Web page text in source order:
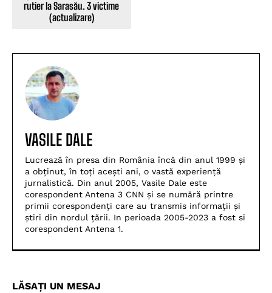
rutier la Sarasău. 3 victime
(actualizare)
VASILE DALE
Lucrează în presa din România încă din anul 1999 și
a obținut, în toți acești ani, o vastă experiență
jurnalistică. Din anul 2005, Vasile Dale este
corespondent Antena 3 CNN și se numără printre
primii corespondenți care au transmis informații și
știri din nordul țării. In perioada 2005-2023 a fost si
corespondent Antena 1.
LĂSAȚI UN MESAJ